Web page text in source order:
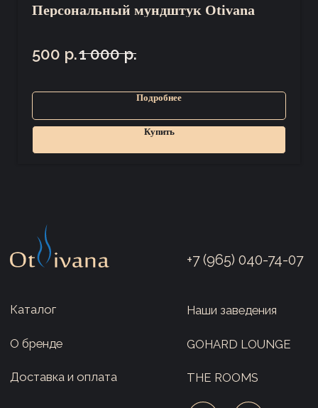
Персональный мундштук Otivana
500 р.1 000 р.
Подробнее
Купить
Санкт-Петербург
Публичная оферта